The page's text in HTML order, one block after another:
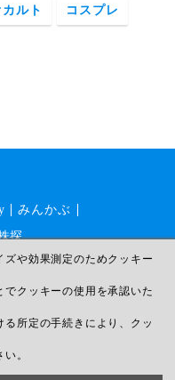
カルト コスプレ
みんかぶ
探
約
や効果測定のためクッキー
クッキーの使用を承認いた
所定の手続きにより、クッ
。